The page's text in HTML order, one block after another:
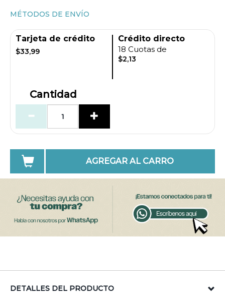
MÉTODOS DE ENVÍO
Tarjeta de crédito
$33,99
Crédito directo
18 Cuotas de
$2,13
Cantidad
AGREGAR AL CARRO
DETALLES DEL PRODUCTO